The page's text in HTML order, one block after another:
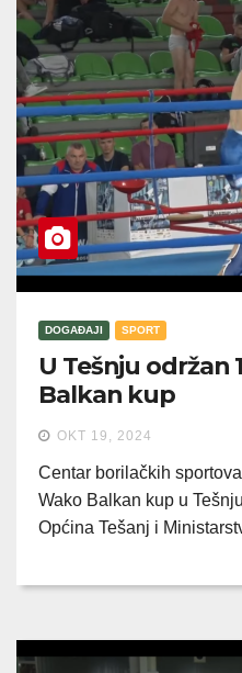
DOGAĐAJI SPORT
U Tešnju održan
Balkan kup
OKT 19, 2024
Centar borilačkih
Wako Balkan kup u
Općina Tešanj i